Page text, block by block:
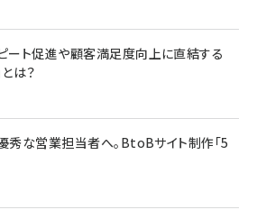
ート促進や顧客満足度向上に直結する
は？
秀な営業担当者へ。BtoBサイト制作「5